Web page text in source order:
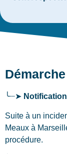
╰┈➤ Notification
Suite à un
Meaux à
procédure.